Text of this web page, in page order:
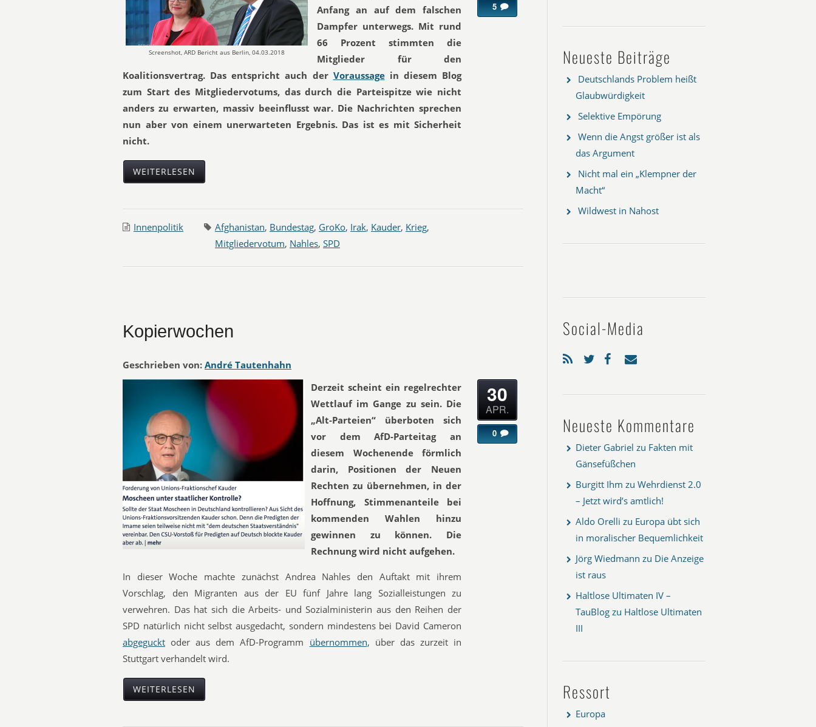
Screenshot, ARD Bericht aus Berlin, 04.03.2018
Anfang an auf dem falschen
Dampfer unterwegs. Mit rund
66 Prozent stimmten die
Mitglieder für den
Koalitionsvertrag. Das entspricht auch der Voraussagein diesem Blog
zum Start des Mitgliedervotums, das durch die Parteispitze wie nicht
anders zu erwarten, massiv beeinflusst war. Die Nachrichten sprechen
nun aber von einem unerwarteten Ergebnis. Das ist es mit Sicherheit
nicht.
WEITERLESEN
5
Innenpolitik Afghanistan, Bundestag, GroKo, Irak, Kauder, Krieg,
Mitgliedervotum, Nahles, SPD
Kopierwochen
Geschrieben von: André Tautenhahn
Derzeit scheint ein regelrechter
Wettlauf im Gange zu sein. Die
„Alt-Parteien“ überboten sich
vor dem AfD-Parteitag an
diesem Wochenende förmlich
darin, Positionen der Neuen
Rechten zu übernehmen, in der
Hoffnung, Stimmenanteile bei
kommenden Wahlen hinzu
gewinnen zu können. Die
Rechnung wird nicht aufgehen.
In dieser Woche machte zunächst Andrea Nahles den Auftakt mit ihrem
Vorschlag, den Migranten aus der EU fünf Jahre lang Sozialleistungen ­zu
verwehren. Das hat sich die Arbeits- und Sozialministerin aus den Reihen der
SPD natürlich nicht selbst ausgedacht, sondern mindestens bei David Cameron
abgeguckt oder aus dem AfD-Programm übernommen, über das zurzeit in
Stuttgart verhandelt wird.
WEITERLESEN
30
APR.
0
Neueste Beiträge
Deutschlands Problem heißt
Glaubwürdigkeit
Selektive Empörung
Wenn die Angst größer ist als
das Argument
Nicht mal ein „Klempner der
Macht“
Wildwest in Nahost
Social-Media
Neueste Kommentare
Dieter Gabriel zu Fakten mit
Gänsefüßchen
Burgitt Ihm zu Wehrdienst 2.0
– Jetzt wird’s amtlich!
Aldo Orelli zu Europa übt sich
in moralischer Bequemlichkeit
Jörg Wiedmann zu Die Anzeige
ist raus
Haltlose Ultimaten IV –
TauBlog zu Haltlose Ultimaten
III
Ressort
Europa